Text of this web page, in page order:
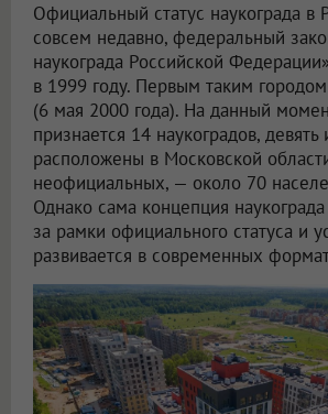
Официальный статус наукограда в
совсем недавно, федеральный
наукограда Российской
в 1999 году. Первым таким
(6 мая 2000 года). На данный
признается 14 наукоградов,
расположены в Московской
неофициальных, — около 70
Однако сама концепция
за рамки официального статуса и
развивается в современных